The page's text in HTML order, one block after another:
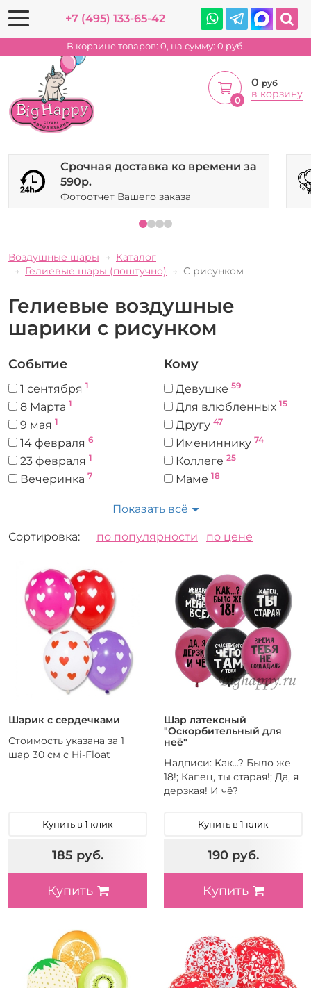
+7 (495) 133-65-42
В корзине товаров: 0, на сумму: 0 руб.
0
0 руб
в корзину
Срочная доставка ко времени за
590р.
Фотоотчет Вашего заказа
Воздушные шары
Каталог
Гелиевые шары (поштучно)
С рисунком
Гелиевые воздушные
шарики с рисунком
Событие
1 сентября 1
8 Марта 1
9 мая 1
14 февраля 6
23 февраля 1
Вечеринка 7
Годовщина
День России 3
День города 1
День матери 1
День рождения 50
Детский праздник 20
Именины
Корпоратив 1
Предложение руки и
сердца 2
Свадьба 1
Кому
Девушке 59
Для влюбленных 15
Другу 47
Имениннику 74
Коллеге 25
Маме 18
Мужчине
Папе
Учителю 4
Шефу 5
Форма
Круглый 162
Показать всё
Сортировка: по популярности по цене
Шарик с сердечками
Стоимость указана за 1
шар 30 см с Hi-Float
Купить в 1 клик
185 руб.
Купить
Шар латексный
"Оскорбительный для
неё"
Надписи: Как...? Было же
18!; Капец, ты старая!; Да, я
дерзкая! И чё?
Купить в 1 клик
190 руб.
Купить